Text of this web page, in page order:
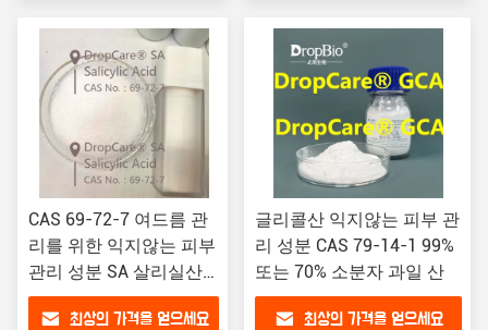
CAS 69-72-7 여드름 관
리를 위한 익지않는 피부
관리 성분 SA 살리실산
분말
최상의 가격을 얻으세요
글리콜산 익지않는 피부 관
리 성분 CAS 79-14-1 99%
또는 70% 소분자 과일 산
최상의 가격을 얻으세요